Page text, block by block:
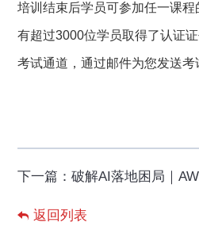
培训结束后学员可参加任一课
有超过3000位学员取得了认证
考试通道，通过邮件为您发送考
下一篇：
返回列表